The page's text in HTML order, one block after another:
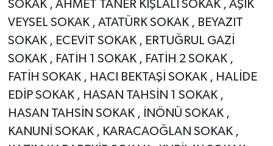
SOKAK , AHMET TANER KIŞLALI SOKAK , AŞIK
VEYSEL SOKAK , ATATÜRK SOKAK , BEYAZIT
SOKAK , ECEVİT SOKAK , ERTUĞRUL GAZİ
SOKAK , FATİH 1 SOKAK , FATİH 2 SOKAK ,
FATİH SOKAK , HACI BEKTAŞİ SOKAK , HALİDE
EDİP SOKAK , HASAN TAHSİN 1 SOKAK ,
HASAN TAHSİN SOKAK , İNÖNÜ SOKAK ,
KANUNİ SOKAK , KARACAOĞLAN SOKAK ,